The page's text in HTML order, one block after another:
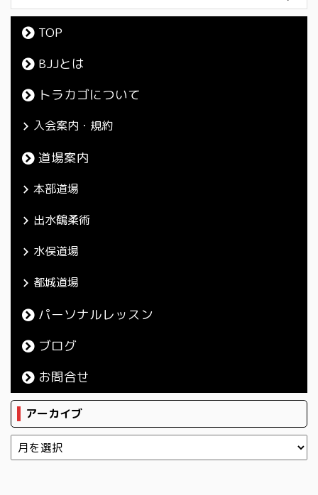
TOP
BJJとは
トラカゴについて
入会案内・規約
道場案内
本部道場
出水鶴柔術
水俣道場
都城道場
パーソナルレッスン
ブログ
お問合せ
アーカイブ